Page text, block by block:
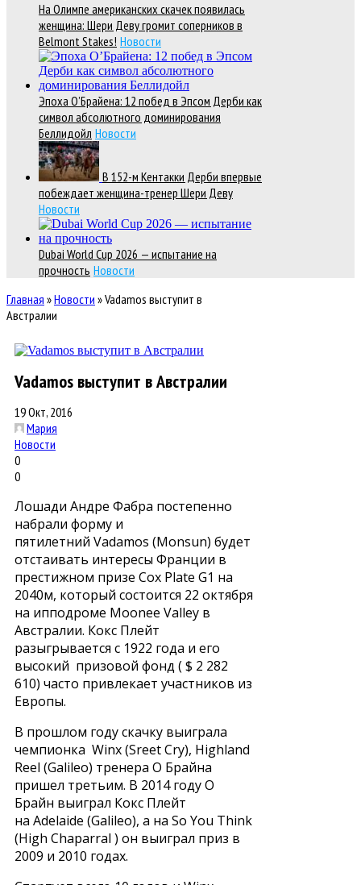
На Олимпе американских скачек появилась
женщина: Шери Деву громит соперников в
Belmont Stakes! Новости
Эпоха О’Брайена: 12 побед в Эпсом Дерби как
символ абсолютного доминирования
Беллидойл Новости
В 152-м Кентакки Дерби впервые
побеждает женщина-тренер Шери Деву
Новости
Dubai World Cup 2026 — испытание на
прочность Новости
Главная »Новости »Vadamos выступит в
Австралии
Vadamos выступит в Австралии
19 Окт, 2016
Мария
Новости
0
0
Лошади Андре Фабра постепенно
набрали форму и
пятилетний Vadamos (Monsun) будет
отстаивать интересы Франции в
престижном призе Cox Plate G1 на
2040м, который состоится 22 октября
на ипподроме Moonee Valley в
Австралии. Кокс Плейт
разыгрывается с 1922 года и его
высокий призовой фонд ( $ 2 282
610) часто привлекает участников из
Европы.
В прошлом году скачку выиграла
чемпионка Winx (Sreet Cry), Highland
Reel (Galileo) тренера О Брайна
пришел третьим. В 2014 году О
Брайн выиграл Кокс Плейт
на Adelaide (Galileo), а на So You Think
(High Chaparral ) он выиграл приз в
2009 и 2010 годах.